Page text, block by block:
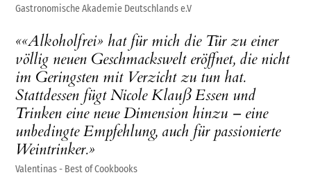
Gastronomische Akademie Deutschlands e.V
««Alkoholfrei» hat für mich die Tür zu einer
völlig neuen Geschmackswelt eröffnet, die nicht
im Geringsten mit Verzicht zu tun hat.
Stattdessen fügt Nicole Klauß Essen und
Trinken eine neue Dimension hinzu – eine
unbedingte Empfehlung, auch für passionierte
Weintrinker.»
Valentinas - Best of Cookbooks